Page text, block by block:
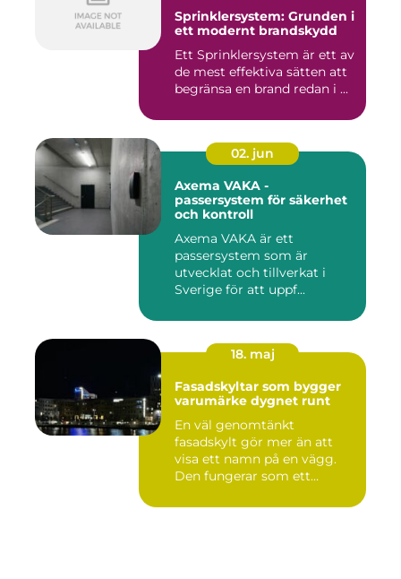
Sprinklersystem: Grunden i
ett modernt brandskydd
Ett Sprinklersystem är ett av
de mest effektiva sätten att
begränsa en brand redan i ...
02. jun
Axema VAKA -
passersystem för säkerhet
och kontroll
Axema VAKA är ett
passersystem som är
utvecklat och tillverkat i
Sverige för att uppf...
18. maj
Fasadskyltar som bygger
varumärke dygnet runt
En väl genomtänkt
fasadskylt gör mer än att
visa ett namn på en vägg.
Den fungerar som ett